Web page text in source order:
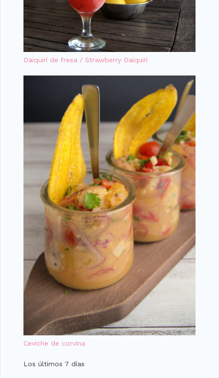
Daiquirí de fresa / Strawberry Daiquiri
Ceviche de corvina
Los últimos 7 días